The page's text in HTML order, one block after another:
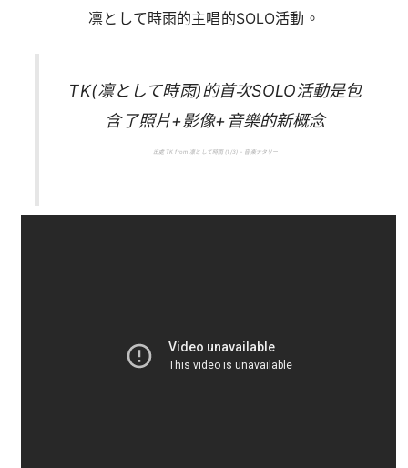
凛として時雨的主唱的SOLO活動。
TK(凛として時雨)的首次SOLO活動是包
含了照片+影像+音樂的新概念
出處 TK from 凛として時雨 (1/3) – 音楽ナタリー